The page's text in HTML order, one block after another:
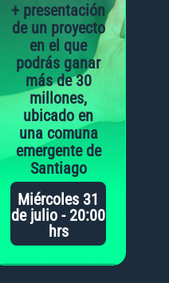
+ presentación
de un proyecto
en el que
podrás ganar
más de 30
millones,
ubicado en
una comuna
emergente de
Santiago
Miércoles 31
de julio - 20:00
hrs